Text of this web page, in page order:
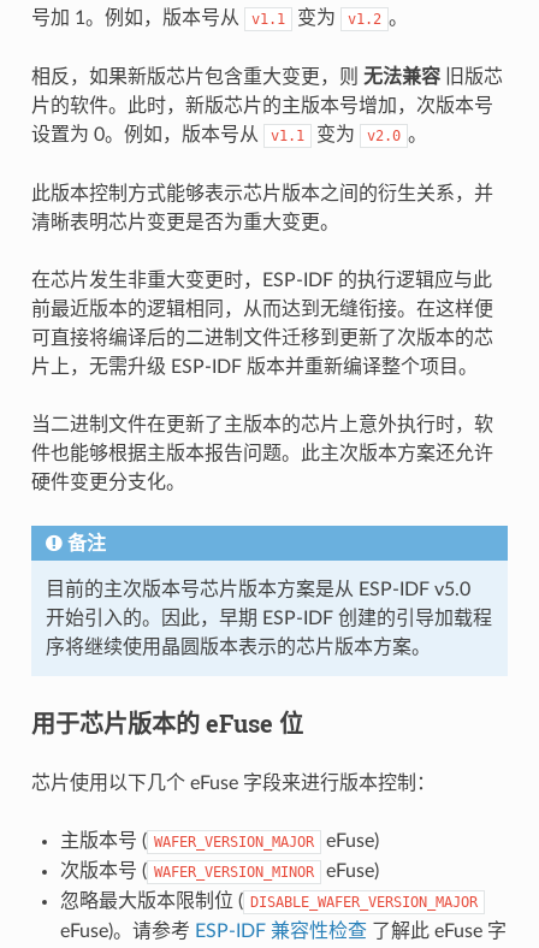
号加 1。例如，版本号从
v1.1 变为 v1.2 。
相反，如果新版芯片包含重大变更，则 无法兼容旧版芯
片的软件。此时，新版芯片的主版本号增加，次版本号
设置为 0。例如，版本号从
v1.1 变为 v2.0 。
此版本控制方式能够表示芯片版本之间的衍生关系，并
清晰表明芯片变更是否为重大变更。
在芯片发生非重大变更时，ESP-IDF 的执行逻辑应与此
前最近版本的逻辑相同，从而达到无缝衔接。在这样便
可直接将编译后的二进制文件迁移到更新了次版本的芯
片上，无需升级 ESP-IDF 版本并重新编译整个项目。
当二进制文件在更新了主版本的芯片上意外执行时，软
件也能够根据主版本报告问题。此主次版本方案还允许
硬件变更分支化。
备注
目前的主次版本号芯片版本方案是从 ESP-IDF v5.0
开始引入的。因此，早期 ESP-IDF 创建的引导加载程
序将继续使用晶圆版本表示的芯片版本方案。
用于芯片版本的 eFuse 位
芯片使用以下几个 eFuse 字段来进行版本控制：
主版本号 ( WAFER_VERSION_MAJOR
eFuse)
次版本号 ( WAFER_VERSION_MINOR
eFuse)
忽略最大版本限制位 ( DISABLE_WAFER_VERSION_MAJOR
eFuse)。请参考 ESP-IDF 兼容性检查了解此 eFuse 字